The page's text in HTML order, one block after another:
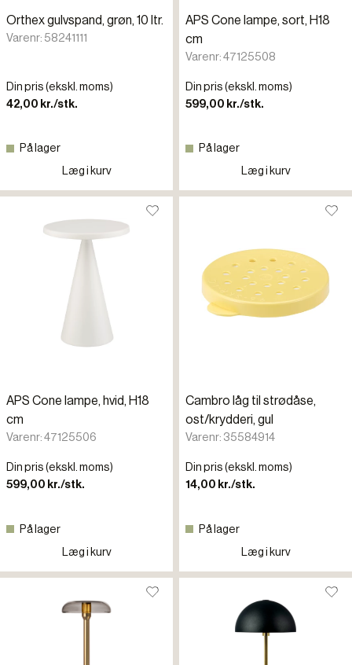
Orthex gulvspand, grøn, 10 ltr.
Varenr: 58241111
Din pris (ekskl. moms)
42,00 kr./stk.
På lager
Læg i kurv
APS Cone lampe, sort, H18
cm
Varenr: 47125508
Din pris (ekskl. moms)
599,00 kr./stk.
På lager
Læg i kurv
APS Cone lampe, hvid, H18
cm
Varenr: 47125506
Din pris (ekskl. moms)
599,00 kr./stk.
På lager
Læg i kurv
Cambro låg til strødåse,
ost/krydderi, gul
Varenr: 35584914
Din pris (ekskl. moms)
14,00 kr./stk.
På lager
Læg i kurv